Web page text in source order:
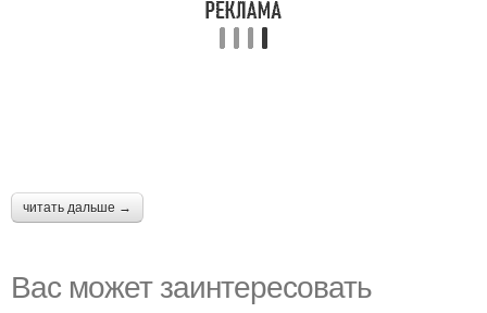
читать дальше →
Вас может заинтересовать